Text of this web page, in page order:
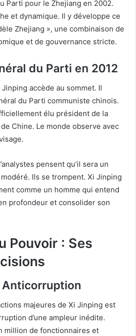
Parti pour le Zhejiang en 2002.
et dynamique. Il y développe ce
Zhejiang », une combinaison de
et de gouvernance stricte.
du Parti en 2012
accède au sommet. Il
du Parti communiste chinois.
élu président de la
Chine. Le monde observe avec
pensent qu’il sera un
Ils se trompent. Xi Jinping
comme un homme qui entend
profondeur et consolider son
Pouvoir : Ses
Anticorruption
majeures de Xi Jinping est
d’une ampleur inédite.
million de fonctionnaires et